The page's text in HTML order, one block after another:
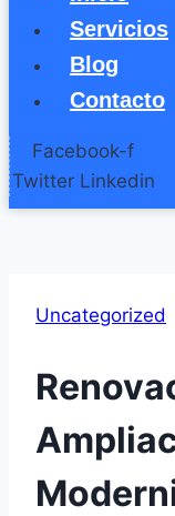
Servicios
Blog
Contacto
Facebook-f
Twitter Linkedin
Uncategorized